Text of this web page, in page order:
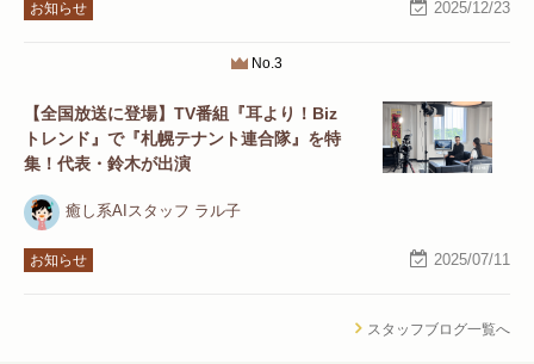
お知らせ 2025/12/23
No.3
【全国放送に登場】TV番組『耳より！Biz
トレンド』で『札幌テナント連合隊』を特
集！代表・鈴木が出演
癒し系AIスタッフ ラル子
お知らせ 2025/07/11
スタッフブログ一覧へ